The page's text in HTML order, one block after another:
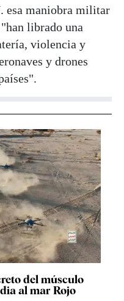
esa maniobra militar
librado una
violencia y
y drones
del músculo
al mar Rojo